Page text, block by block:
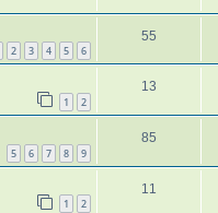
2 3 4 5 6
55
1 2
13
5 6 7 8 9
85
1 2
11